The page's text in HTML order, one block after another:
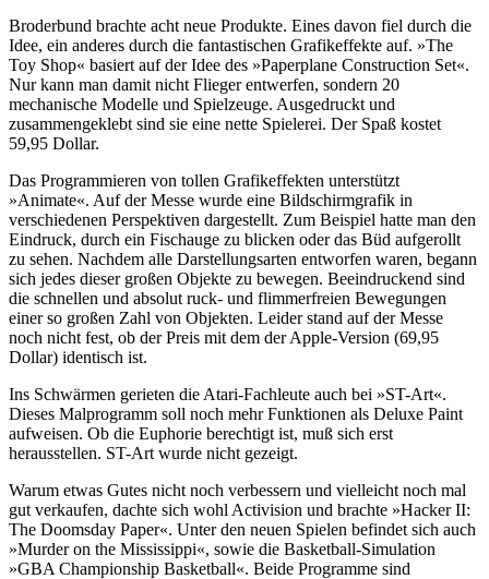
Broderbund brachte acht neue Produkte. Eines davon fiel durch die
Idee, ein anderes durch die fantastischen Grafikeffekte auf. »The
Toy Shop« basiert auf der Idee des »Paperplane Construction Set«.
Nur kann man damit nicht Flieger entwerfen, sondern 20
mechanische Modelle und Spielzeuge. Ausgedruckt und
zusammengeklebt sind sie eine nette Spielerei. Der Spaß kostet
59,95 Dollar.
Das Programmieren von tollen Grafikeffekten unterstützt
»Animate«. Auf der Messe wurde eine Bildschirmgrafik in
verschiedenen Perspektiven dargestellt. Zum Beispiel hatte man den
Eindruck, durch ein Fischauge zu blicken oder das Büd aufgerollt
zu sehen. Nachdem alle Darstellungsarten entworfen waren, begann
sich jedes dieser großen Objekte zu bewegen. Beeindruckend sind
die schnellen und absolut ruck- und flimmerfreien Bewegungen
einer so großen Zahl von Objekten. Leider stand auf der Messe
noch nicht fest, ob der Preis mit dem der Apple-Version (69,95
Dollar) identisch ist.
Ins Schwärmen gerieten die Atari-Fachleute auch bei »ST-Art«.
Dieses Malprogramm soll noch mehr Funktionen als Deluxe Paint
aufweisen. Ob die Euphorie berechtigt ist, muß sich erst
herausstellen. ST-Art wurde nicht gezeigt.
Warum etwas Gutes nicht noch verbessern und vielleicht noch mal
gut verkaufen, dachte sich wohl Activision und brachte »Hacker II:
The Doomsday Paper«. Unter den neuen Spielen befindet sich auch
»Murder on the Mississippi«, sowie die Basketball-Simulation
»GBA Championship Basketball«. Beide Programme sind